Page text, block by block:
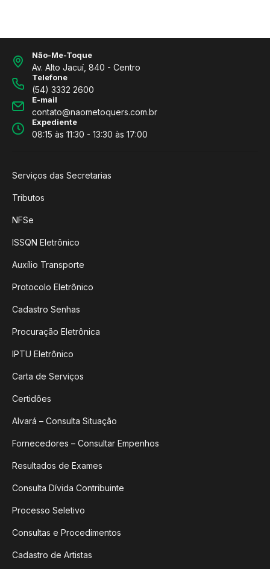
Não-Me-Toque
Av. Alto Jacuí, 840 - Centro
Telefone
(54) 3332 2600
E-mail
contato@naometoquers.com.br
Expediente
08:15 às 11:30 - 13:30 às 17:00
Serviços das Secretarias
Tributos
NFSe
ISSQN Eletrônico
Auxílio Transporte
Protocolo Eletrônico
Cadastro Senhas
Procuração Eletrônica
IPTU Eletrônico
Carta de Serviços
Certidões
Alvará – Consulta Situação
Fornecedores – Consultar Empenhos
Resultados de Exames
Consulta Dívida Contribuinte
Processo Seletivo
Consultas e Procedimentos
Cadastro de Artistas